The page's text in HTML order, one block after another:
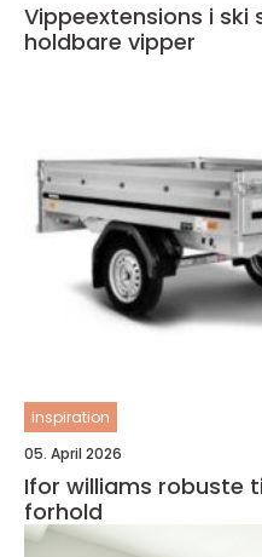
Vippeextensions i ski slik får du vakre og
holdbare vipper
inspiration
05. April 2026
Ifor williams robuste tilhengere for norske
forhold